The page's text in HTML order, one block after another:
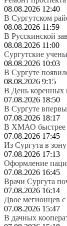
08.08.2026 12:40
В Сургутском
08.08.2026 11:59
В Русскинской
08.08.2026 11:00
Сургутские
08.08.2026 10:03
В Сургуте
08.08.2026 9:15
В День коренных
07.08.2026 18:50
В Сургуте
07.08.2026 18:17
В ХМАО быстрее
07.08.2026 17:45
Из Сургута в
07.08.2026 17:13
Оформление
07.08.2026 16:45
Врачи Сургута
07.08.2026 16:14
Двое мегионцев
07.08.2026 15:47
В дачных